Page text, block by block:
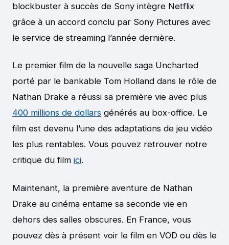
blockbuster à succès de Sony intègre Netflix
grâce à un accord conclu par Sony Pictures avec
le service de streaming l’année dernière.
Le premier film de la nouvelle saga Uncharted
porté par le bankable Tom Holland dans le rôle de
Nathan Drake a réussi sa première vie avec plus
400 millions de dollars générés au box-office. Le
film est devenu l’une des adaptations de jeu vidéo
les plus rentables. Vous pouvez retrouver notre
critique du film ici.
Maintenant, la première aventure de Nathan
Drake au cinéma entame sa seconde vie en
dehors des salles obscures. En France, vous
pouvez dès à présent voir le film en VOD ou dès le